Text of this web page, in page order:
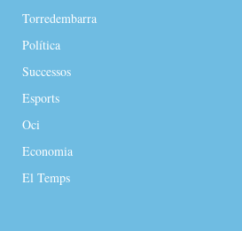
Torredembarra
Política
Successos
Esports
Oci
Economia
El Temps